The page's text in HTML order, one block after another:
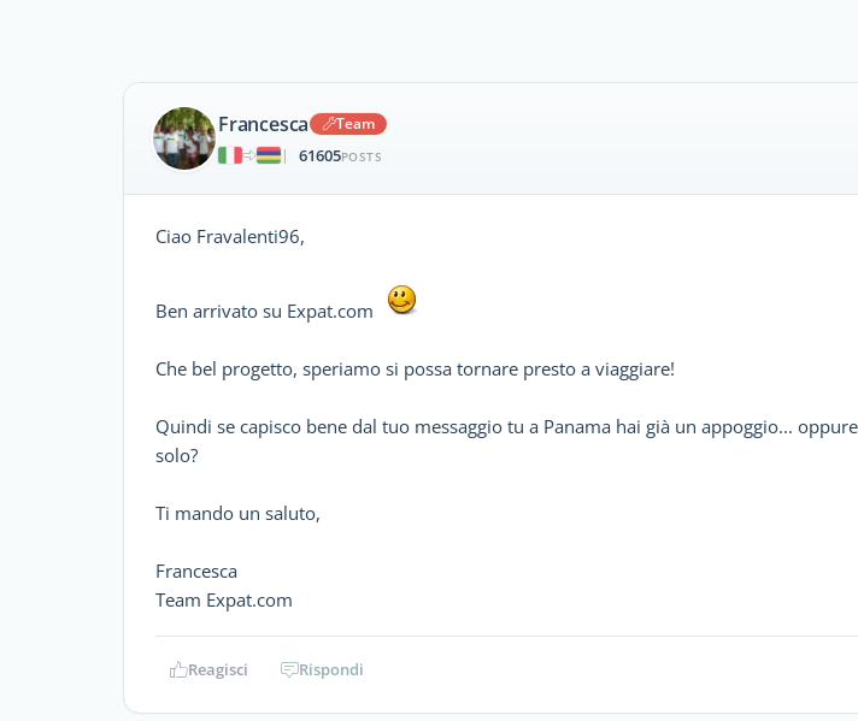
Francesca
Team
|
61605POSTS
Ciao Fravalenti96,
Ben arrivato su Expat.com
Che bel progetto, speriamo si possa tornare presto a viaggiare!
Quindi se capisco bene dal tuo messaggio tu a Panama hai già un appoggio...
solo?
Ti mando un saluto,
Francesca
Team Expat.com
Reagisci Rispondi